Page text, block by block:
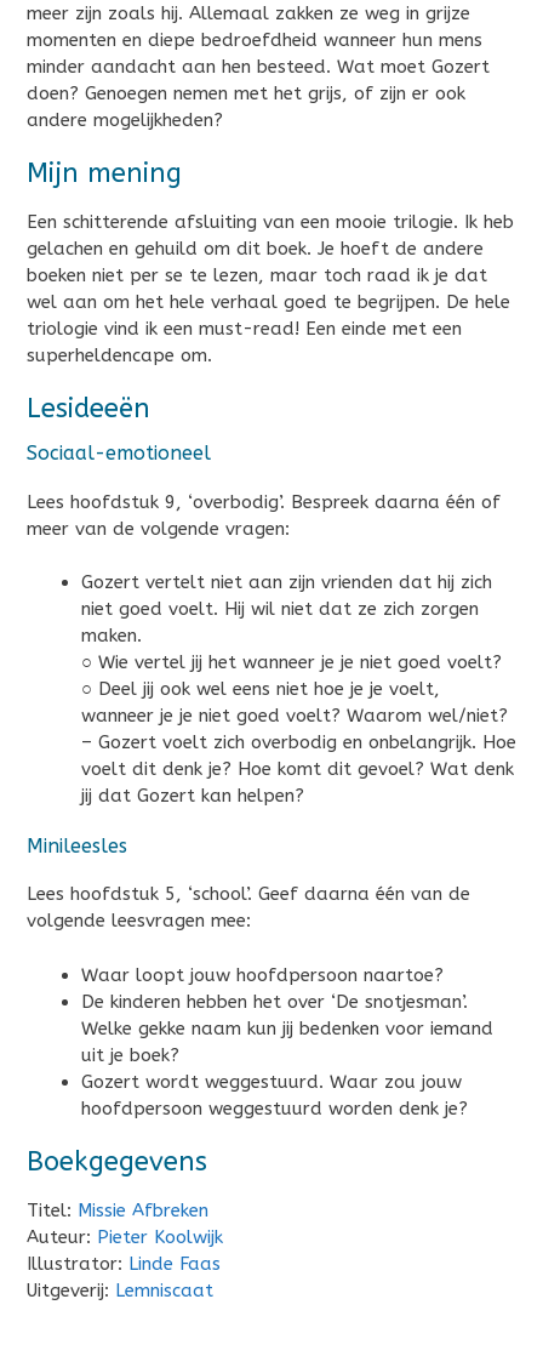
meer zijn zoals hij. Allemaal zakken ze weg in grijze
momenten en diepe bedroefdheid wanneer hun mens
minder aandacht aan hen besteed. Wat moet Gozert
doen? Genoegen nemen met het grijs, of zijn er ook
andere mogelijkheden?
Mijn mening
Een schitterende afsluiting van een mooie trilogie. Ik heb
gelachen en gehuild om dit boek. Je hoeft de andere
boeken niet per se te lezen, maar toch raad ik je dat
wel aan om het hele verhaal goed te begrijpen. De hele
triologie vind ik een must-read! Een einde met een
superheldencape om.
Lesideeën
Sociaal-emotioneel
Lees hoofdstuk 9, ‘overbodig’. Bespreek daarna één of
meer van de volgende vragen:
Gozert vertelt niet aan zijn vrienden dat hij zich
niet goed voelt. Hij wil niet dat ze zich zorgen
maken.
○ Wie vertel jij het wanneer je je niet goed voelt?
○ Deel jij ook wel eens niet hoe je je voelt,
wanneer je je niet goed voelt? Waarom wel/niet?
– Gozert voelt zich overbodig en onbelangrijk. Hoe
voelt dit denk je? Hoe komt dit gevoel? Wat denk
jij dat Gozert kan helpen?
Minileesles
Lees hoofdstuk 5, ‘school’. Geef daarna één van de
volgende leesvragen mee:
Waar loopt jouw hoofdpersoon naartoe?
De kinderen hebben het over ‘De snotjesman’.
Welke gekke naam kun jij bedenken voor iemand
uit je boek?
Gozert wordt weggestuurd. Waar zou jouw
hoofdpersoon weggestuurd worden denk je?
Boekgegevens
Titel: Missie Afbreken
Auteur: Pieter Koolwijk
Illustrator: Linde Faas
Uitgeverij: Lemniscaat